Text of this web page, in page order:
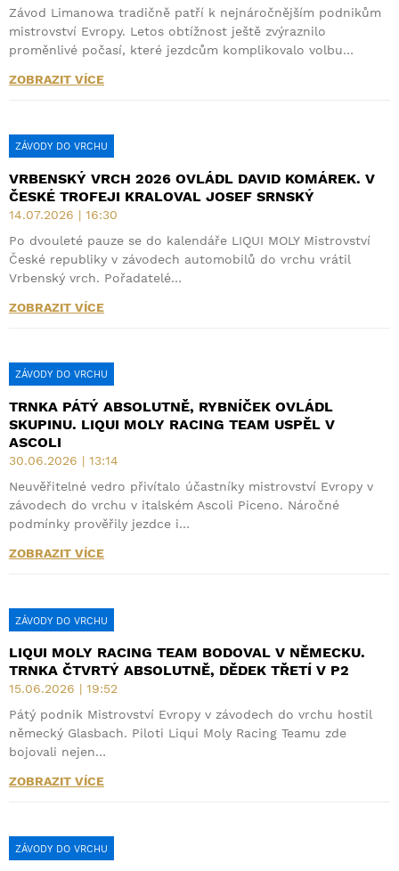
Závod Limanowa tradičně patří k nejnáročnějším podnikům
mistrovství Evropy. Letos obtížnost ještě zvýraznilo
proměnlivé počasí, které jezdcům komplikovalo volbu…
ZOBRAZIT VÍCE
ZÁVODY DO VRCHU
VRBENSKÝ VRCH 2026 OVLÁDL DAVID KOMÁREK. V
ČESKÉ TROFEJI KRALOVAL JOSEF SRNSKÝ
14.07.2026 | 16:30
Po dvouleté pauze se do kalendáře LIQUI MOLY Mistrovství
České republiky v závodech automobilů do vrchu vrátil
Vrbenský vrch. Pořadatelé…
ZOBRAZIT VÍCE
ZÁVODY DO VRCHU
TRNKA PÁTÝ ABSOLUTNĚ, RYBNÍČEK OVLÁDL
SKUPINU. LIQUI MOLY RACING TEAM USPĚL V
ASCOLI
30.06.2026 | 13:14
Neuvěřitelné vedro přivítalo účastníky mistrovství Evropy v
závodech do vrchu v italském Ascoli Piceno. Náročné
podmínky prověřily jezdce i…
ZOBRAZIT VÍCE
ZÁVODY DO VRCHU
LIQUI MOLY RACING TEAM BODOVAL V NĚMECKU.
TRNKA ČTVRTÝ ABSOLUTNĚ, DĚDEK TŘETÍ V P2
15.06.2026 | 19:52
Pátý podnik Mistrovství Evropy v závodech do vrchu hostil
německý Glasbach. Piloti Liqui Moly Racing Teamu zde
bojovali nejen…
ZOBRAZIT VÍCE
ZÁVODY DO VRCHU